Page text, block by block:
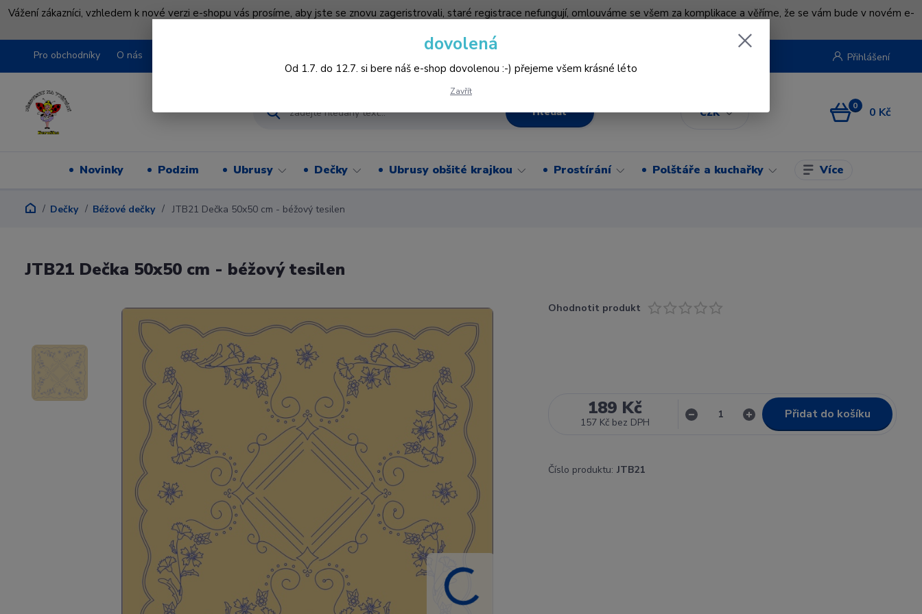
Vážení zákazníci, vzhledem k nové verzi e-shopu vás prosíme, aby jste se znovu zageristrovali, staré registrace nefungují, omlouváme se všem za komplikace a věříme, že se vám bude v novém e-
Pro obchodníky O nás
CZK
Přihlášení
Hledat 0 0 Kč
Novinky Podzim Ubrusy Dečky Ubrusy obšité krajkou Prostírání Polštáře a kuchařky Více
Dečky Béžové dečky JTB21 Dečka 50x50 cm - béžový tesilen
JTB21 Dečka 50x50 cm - béžový tesilen
Ohodnotit produkt
189 Kč
157 Kč bez DPH
Přidat do košíku
Číslo produktu: JTB21
dovolená
Od 1.7. do 12.7. si bere náš e-shop dovolenou :-) přejeme všem krásné léto
Zavřít